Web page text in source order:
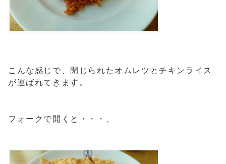
こんな感じで、閉じられたオムレツとチキンライス
が運ばれてきます。
フォークで開くと・・・、